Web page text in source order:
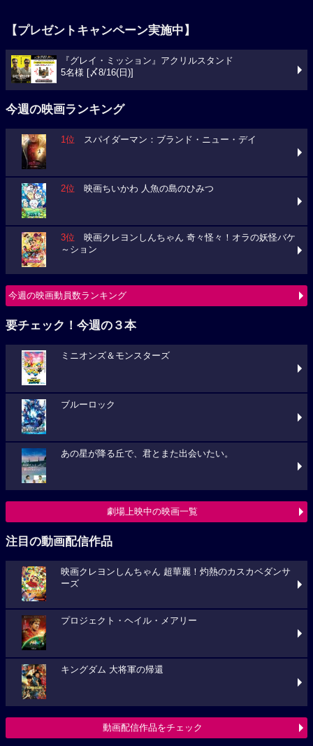
【プレゼントキャンペーン実施中】
『グレイ・ミッション』アクリルスタンド
5名様 [〆8/16(日)]
今週の映画ランキング
1位 スパイダーマン：ブランド・ニュー・デイ
2位 映画ちいかわ 人魚の島のひみつ
3位 映画クレヨンしんちゃん 奇々怪々！オラの妖怪バケ
～ション
今週の映画動員数ランキング
要チェック！今週の３本
ミニオンズ＆モンスターズ
ブルーロック
あの星が降る丘で、君とまた出会いたい。
劇場上映中の映画一覧
注目の動画配信作品
映画クレヨンしんちゃん 超華麗！灼熱のカスカベダンサ
ーズ
プロジェクト・ヘイル・メアリー
キングダム 大将軍の帰還
動画配信作品をチェック